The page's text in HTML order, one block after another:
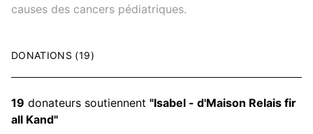
causes des cancers pédiatriques.
DONATIONS (19)
19 donateurs soutiennent "Isabel - d'Maison Relais fir
all Kand"